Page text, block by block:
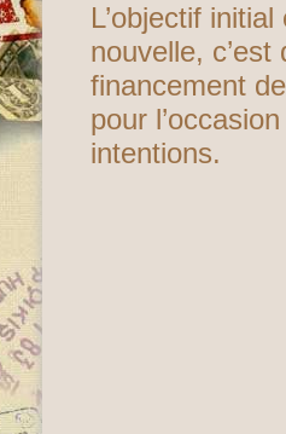
L’objectif
nouvelle,
financement de
pour
intentions.